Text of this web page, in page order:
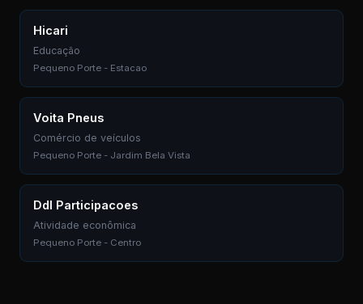
Hicari
Educação
Pequeno Porte - Estacao
Voita Pneus
Comércio de veículos
Pequeno Porte - Jardim Bela Vista
Ddl Participacoes
Atividade econômica
Pequeno Porte - Centro